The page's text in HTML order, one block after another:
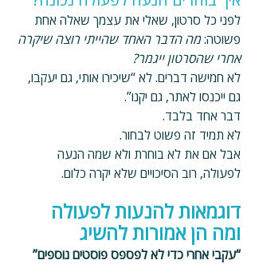
לפני כל סרטון, שאלי את עצמך שאלה אחת
פשוטה: מה הדבר האחד שהייתי רוצה שיקרה
אחרי שהסרטון ייגמר?
לא חמישה דברים. לא “שיכירו אותי, גם יעקבו,
גם ייכנסו לאתר, גם יקנו”.
דבר אחד בלבד.
לא תמיד זה פשוט לבחור.
אבל אם את לא בוחרת ולא שמה הנעה
לפעולה, רוב הסיכויים שלא יקרה כלום.
דוגמאות להנעות לפעולה
ומה הן אמורות להשיג
“עקבי אחרי כדי לא לפספס פוסטים נוספים”